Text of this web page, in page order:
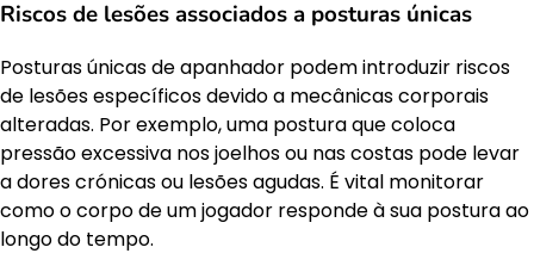
Riscos de lesões associados a posturas únicas
Posturas únicas de apanhador podem introduzir riscos
de lesões específicos devido a mecânicas corporais
alteradas. Por exemplo, uma postura que coloca
pressão excessiva nos joelhos ou nas costas pode levar
a dores crónicas ou lesões agudas. É vital monitorar
como o corpo de um jogador responde à sua postura ao
longo do tempo.